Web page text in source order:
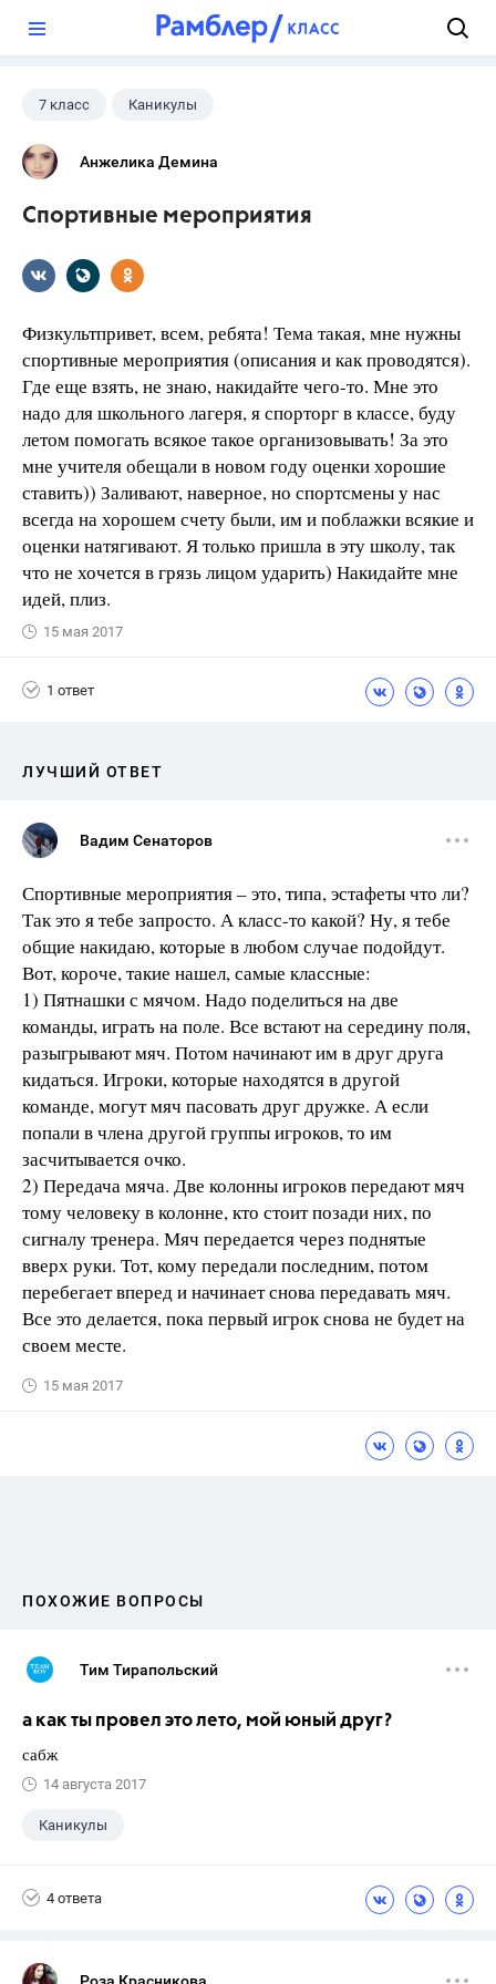
7 класс Каникулы
Анжелика Демина
Спортивные мероприятия
Физкультпривет, всем, ребята! Тема такая, мне нужны
спортивные мероприятия (описания и как проводятся).
Где еще взять, не знаю, накидайте чего-то. Мне это
надо для школьного лагеря, я спорторг в классе, буду
летом помогать всякое такое организовывать! За это
мне учителя обещали в новом году оценки хорошие
ставить)) Заливают, наверное, но спортсмены у нас
всегда на хорошем счету были, им и поблажки всякие и
оценки натягивают. Я только пришла в эту школу, так
что не хочется в грязь лицом ударить) Накидайте мне
идей, плиз.
15 мая 2017
1 ответ
ЛУЧШИЙ ОТВЕТ
Вадим Сенаторов
Спортивные мероприятия – это, типа, эстафеты что ли?
Так это я тебе запросто. А класс-то какой? Ну, я тебе
общие накидаю, которые в любом случае подойдут.
Вот, короче, такие нашел, самые классные:
1) Пятнашки с мячом. Надо поделиться на две
команды, играть на поле. Все встают на середину поля,
разыгрывают мяч. Потом начинают им в друг друга
кидаться. Игроки, которые находятся в другой
команде, могут мяч пасовать друг дружке. А если
попали в члена другой группы игроков, то им
засчитывается очко.
2) Передача мяча. Две колонны игроков передают мяч
тому человеку в колонне, кто стоит позади них, по
сигналу тренера. Мяч передается через поднятые
вверх руки. Тот, кому передали последним, потом
перебегает вперед и начинает снова передавать мяч.
Все это делается, пока первый игрок снова не будет на
своем месте.
15 мая 2017
ПОХОЖИЕ ВОПРОСЫ
Тим Тирапольский
а как ты провел это лето, мой юный друг?
сабж
14 августа 2017
Каникулы
4 ответа